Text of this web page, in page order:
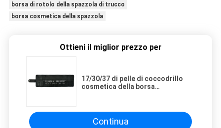
borsa di rotolo della spazzola di trucco
borsa cosmetica della spazzola
Ottieni il miglior prezzo per
17/30/37 di pelle di coccodrillo
cosmetica della borsa
della spazzola di trucco
professionale delle scanalature
Continua